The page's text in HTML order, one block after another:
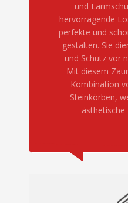
und
hervorragende
perfekte und
gestalten. Sie
und Schutz vor
Mit diesem
Kombination
Steinkörben,
ästhetische